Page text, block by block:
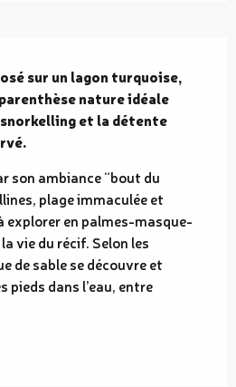
sur un lagon turquoise,
nature idéale
et la détente
son ambiance “bout du
plage immaculée et
explorer en palmes-masque-
vie du récif. Selon les
de sable se découvre et
pieds dans l’eau, entre